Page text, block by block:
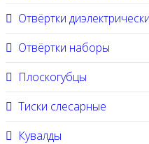
Отвёртки
Отвёртки наборы
Плоскогубцы
Тиски слесарные
Кувалды